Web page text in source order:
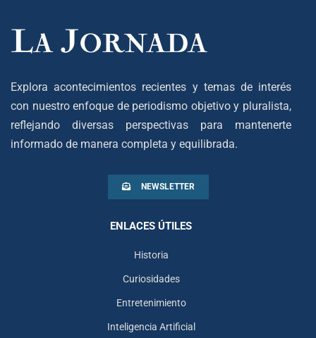
Explora acontecimientos recientes y temas de interés
con nuestro enfoque de periodismo objetivo y pluralista,
reflejando diversas perspectivas para mantenerte
informado de manera completa y equilibrada.
NEWSLETTER
ENLACES ÚTILES
Historia
Curiosidades
Entretenimiento
Inteligencia Artificial